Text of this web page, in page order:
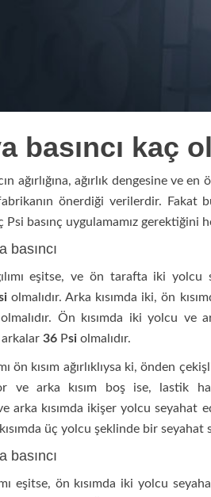
basıncı kaç
ağırlığına, ağırlık dengesine ve
önerdiği verilerdir. Fakat
Psi basınç uygulamamız gerektiğini
basıncı
eşitse, ve ön tarafta iki yolcu
olmalıdır. Arka kısımda iki, ön
olmalıdır. Ön kısımda iki yolcu ve
arkalar 36 Psi olmalıdır.
ön kısım ağırlıklıysa ki, önden
ve arka kısım boş ise, lastik
arka kısımda ikişer yolcu seyahat
üç yolcu şeklinde bir
basıncı
eşitse, ön kısımda iki yolcu